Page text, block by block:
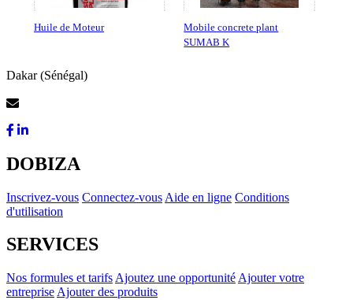
Huile de Moteur
Mobile concrete plant
SUMAB K
Dakar (Sénégal)
DOBIZA
Inscrivez-vous Connectez-vous Aide en ligne Conditions
d'utilisation
SERVICES
Nos formules et tarifs Ajoutez une opportunité Ajouter votre
entreprise Ajouter des produits